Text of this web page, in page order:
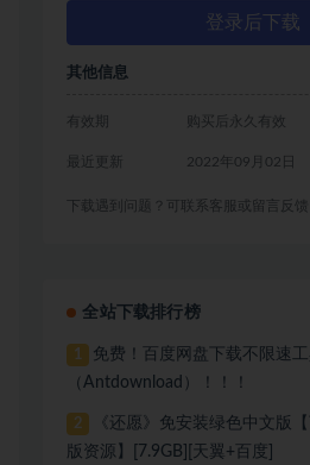
登录后下载
其他信息
有效期 购买后永久有效
最近更新 2022年09月02日
下载遇到问题？可联系客服或留言反馈
全站下载排行榜
1
免费！百度网盘下载不限速
（Antdownload）！！！
2
《还愿》免安装绿色中文版
版资源】[7.9GB][天翼+百度]